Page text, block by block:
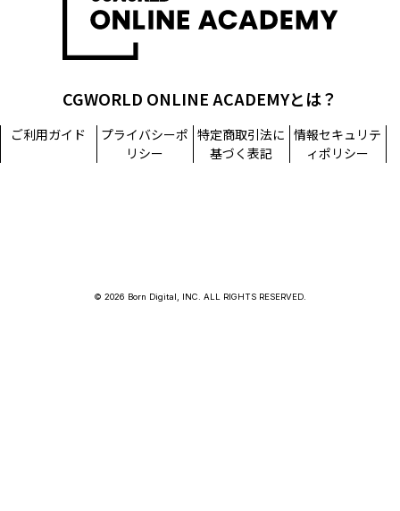
CGWORLD ONLINE ACADEMYとは？
ご利用ガイド
プライバシーポ
リシー
特定商取引法に
基づく表記
情報セキュリテ
ィポリシー
© 2026 Born Digital, INC. ALL RIGHTS RESERVED.